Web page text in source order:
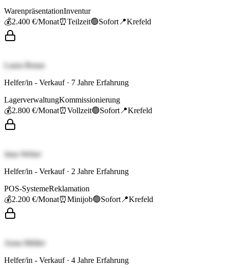
WarenpräsentationInventur
💰2.400 €/Monat⏰Teilzeit🟢Sofort 📍Krefeld
Laura Braun
Helfer/in - Verkauf· 7 Jahre Erfahrung
LagerverwaltungKommissionierung
💰2.800 €/Monat⏰Vollzeit🟢Sofort 📍Krefeld
Jana Weber
Helfer/in - Verkauf· 2 Jahre Erfahrung
POS-SystemeReklamation
💰2.200 €/Monat⏰Minijob🟢Sofort 📍Krefeld
Anna Müller
Helfer/in - Verkauf· 4 Jahre Erfahrung